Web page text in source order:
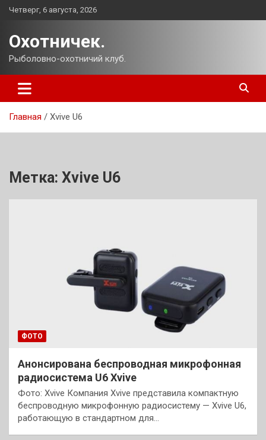
Перейти
Четверг, 6 августа, 2026
Охотничек.
Рыболовно-охотничий клуб.
Главная Xvive U6
Метка: Xvive U6
ФОТО
Анонсирована беспроводная микрофонная
радиосистема U6 Xvive
Фото: Xvive Компания Xvive представила компактную
беспроводную микрофонную радиосистему — Xvive U6,
работающую в стандартном для…